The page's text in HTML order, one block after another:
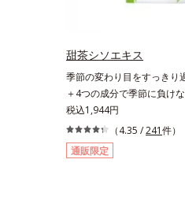
甜茶シソエキス
季節の変わり目をすっきり
＋4つの成分で季節に負け
GODポリフェノールを含む
え、3種の植物成分（シソ種
ムグァバエキス、黄杞葉エ
配合しました。植物由来の
税込1,944円
（4.35 /241件）
通販限定